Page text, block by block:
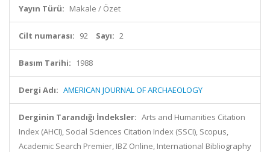
Yayın Türü: Makale / Özet
Cilt numarası: 92 Sayı: 2
Basım Tarihi: 1988
Dergi Adı: AMERICAN JOURNAL OF ARCHAEOLOGY
Derginin Tarandığı İndeksler: Arts and Humanities Citation
Index (AHCI), Social Sciences Citation Index (SSCI), Scopus,
Academic Search Premier, IBZ Online, International Bibliography